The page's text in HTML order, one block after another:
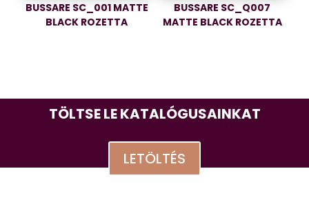
BUSSARE SC_001 MATTE
BLACK ROZETTA
BUSSARE SC_Q007
MATTE BLACK ROZETTA
TÖLTSE LE KATALÓGUSAINKAT
LETÖLTÉS